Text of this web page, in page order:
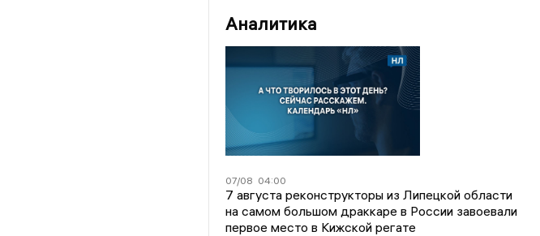
Аналитика
07/08 04:00
7 августа реконструкторы из Липецкой области
на самом большом драккаре в России завоевали
первое место в Кижской регате